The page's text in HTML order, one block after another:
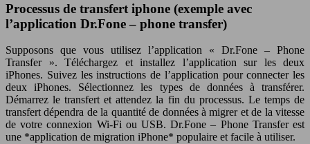
Processus de transfert iphone (exemple avec
l’application Dr.Fone – phone transfer)
Supposons que vous utilisez l’application « Dr.Fone – Phone
Transfer ». Téléchargez et installez l’application sur les deux
iPhones. Suivez les instructions de l’application pour connecter les
deux iPhones. Sélectionnez les types de données à transférer.
Démarrez le transfert et attendez la fin du processus. Le temps de
transfert dépendra de la quantité de données à migrer et de la vitesse
de votre connexion Wi-Fi ou USB. Dr.Fone – Phone Transfer est
une *application de migration iPhone* populaire et facile à utiliser.